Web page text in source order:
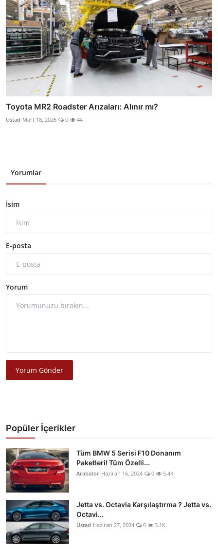
Toyota MR2 Roadster Arızaları: Alınır mı?
Üstad Mart 18, 2026 0 44
Yorumlar
İsim
E-posta
Yorum
Yorum Gönder
Popüler İçerikler
Tüm BMW 5 Serisi F10 Donanım
Paketleri! Tüm Özelli...
Arabator Haziran 16, 2024 0 5.4K
Jetta vs. Octavia Karşılaştırma ? Jetta vs.
Octavi...
Üstad Haziran 27, 2024 0 3.1K